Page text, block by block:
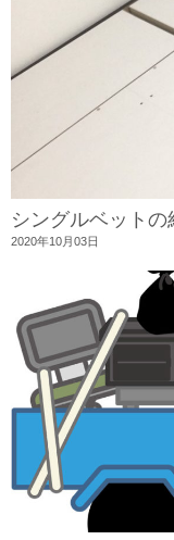
シングルベットの
2020年10月03日